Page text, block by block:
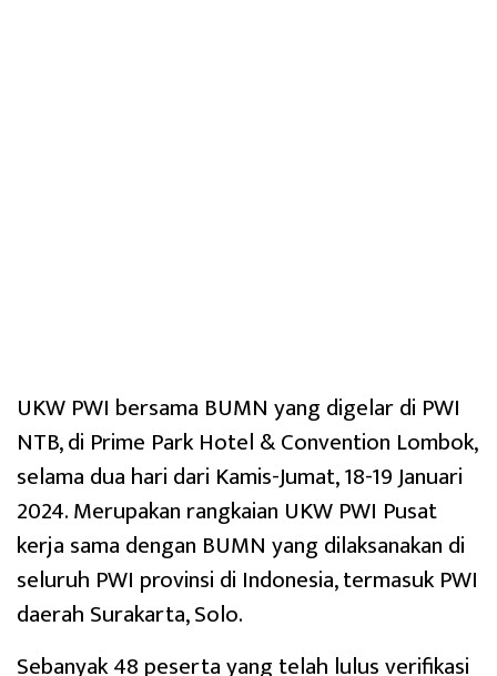
UKW PWI bersama BUMN yang digelar di PWI
NTB, di Prime Park Hotel & Convention Lombok,
selama dua hari dari Kamis-Jumat, 18-19 Januari
2024. Merupakan rangkaian UKW PWI Pusat
kerja sama dengan BUMN yang dilaksanakan di
seluruh PWI provinsi di Indonesia, termasuk PWI
daerah Surakarta, Solo.
Sebanyak 48 peserta yang telah lulus verifikasi